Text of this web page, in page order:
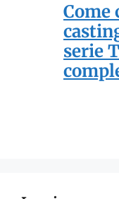
Come
serie